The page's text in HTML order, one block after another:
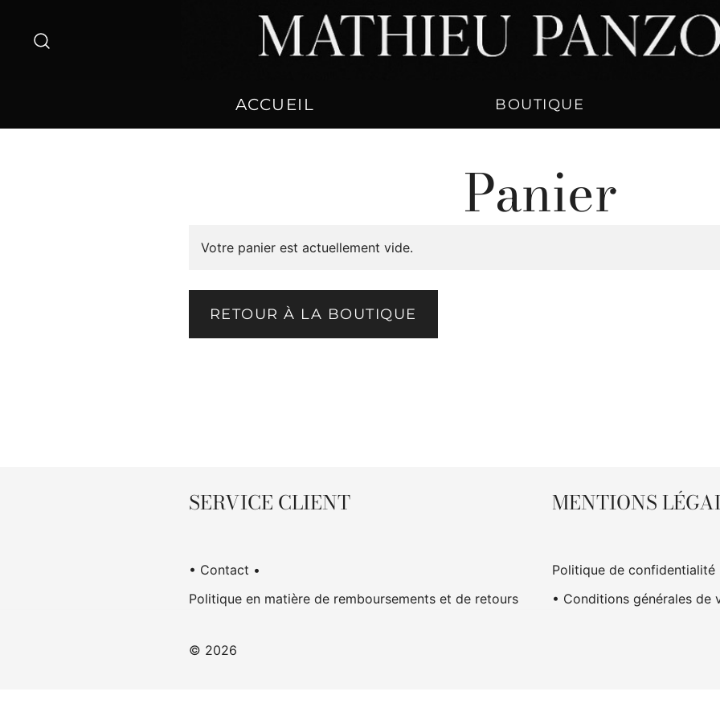
content
ACCUEIL BOUTIQUE
Panier
Votre panier est actuellement vide.
RETOUR À LA BOUTIQUE
SERVICE CLIENT
• Contact •
Politique en matière de remboursements et de retours
MENTIONS
Politique de confidentialité
• Conditions générales de
© 2026